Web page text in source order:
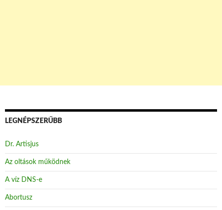
LEGNÉPSZERŰBB
Dr. Artisjus
Az oltások működnek
A víz DNS-e
Abortusz